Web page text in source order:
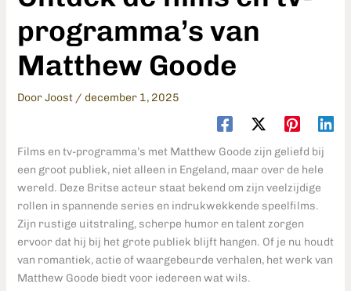
programma’s van
Matthew Goode
DoorJoost / december 1, 2025
Films en tv-programma’s met Matthew Goode zijn geliefd bij
een groot publiek, niet alleen in Engeland, maar over de hele
wereld. Deze Britse acteur staat bekend om zijn veelzijdige
rollen in spannende series en indrukwekkende speelfilms.
Zijn rustige uitstraling, scherpe humor en talent zorgen
ervoor dat hij bij het grote publiek blijft hangen. Of je nu houdt
van romantiek, actie of waargebeurde verhalen, het werk van
Matthew Goode biedt voor iedereen wat wils.